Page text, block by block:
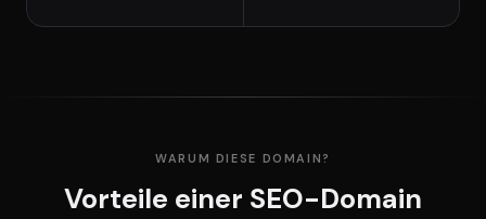
WARUM DIESE DOMAIN?
Vorteile einer SEO-Domain